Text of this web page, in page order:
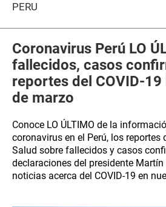
PERÚ
Coronavirus Perú LO
fallecidos, casos
reportes del COVID-19
de marzo
Conoce LO ÚLTIMO de la
coronavirus en el Perú, los reportes
Salud sobre fallecidos y casos
declaraciones del presidente
noticias acerca del COVID-19 en